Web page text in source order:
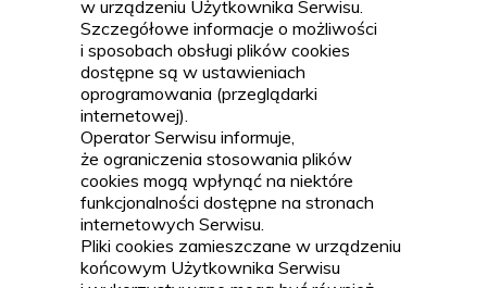
w urządzeniu Użytkownika Serwisu.
Szczegółowe informacje o możliwości
i sposobach obsługi plików cookies
dostępne są w ustawieniach
oprogramowania (przeglądarki
internetowej).
Operator Serwisu informuje,
że ograniczenia stosowania plików
cookies mogą wpłynąć na niektóre
funkcjonalności dostępne na stronach
internetowych Serwisu.
Pliki cookies zamieszczane w urządzeniu
końcowym Użytkownika Serwisu